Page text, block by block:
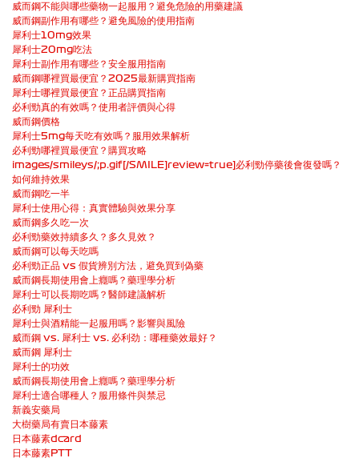
威而鋼不能與哪些藥物一起服用？避免危險的用藥建議
威而鋼副作用有哪些？避免風險的使用指南
犀利士10mg效果
犀利士20mg吃法
犀利士副作用有哪些？安全服用指南
威而鋼哪裡買最便宜？2025最新購買指南
犀利士哪裡買最便宜？正品購買指南
必利勁真的有效嗎？使用者評價與心得
威而鋼價格
犀利士5mg每天吃有效嗎？服用效果解析
必利勁哪裡買最便宜？購買攻略
images/smileys/;p.gif[/SMILE]review=true]必利勁停藥後會復發嗎？
如何維持效果
威而鋼吃一半
犀利士使用心得：真實體驗與效果分享
威而鋼多久吃一次
必利勁藥效持續多久？多久見效？
威而鋼可以每天吃嗎
必利勁正品 vs 假貨辨別方法，避免買到偽藥
威而鋼長期使用會上癮嗎？藥理學分析
犀利士可以長期吃嗎？醫師建議解析
必利勁 犀利士
犀利士與酒精能一起服用嗎？影響與風險
威而鋼 vs. 犀利士 vs. 必利劲：哪種藥效最好？
威而鋼 犀利士
犀利士的功效
威而鋼長期使用會上癮嗎？藥理學分析
犀利士適合哪種人？服用條件與禁忌
新義安藥局
大樹藥局有賣日本藤素
日本藤素dcard
日本藤素PTT